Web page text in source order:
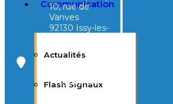
Communication
Actualités
Flash Signaux
10, rue de
Vanves
92130 Issy-les-
40, avenue
d’Eysines